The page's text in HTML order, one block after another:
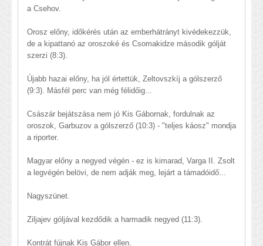
a Csehov.
Orosz előny, időkérés után az emberhátrányt kivédekezzük,
de a kipattanó az oroszoké és Csomakidze második gólját
szerzi (8:3).
Újabb hazai előny, ha jól értettük, Zeltovszkíj a gólszerző
(9:3). Másfél perc van még félidőig...
Császár bejátszása nem jó Kis Gábornak, fordulnak az
oroszok, Garbuzov a gólszerző (10:3) - "teljes káosz" mondja
a riporter.
Magyar előny a negyed végén - ez is kimarad, Varga II. Zsolt
a legvégén belövi, de nem adják meg, lejárt a támadóidő...
Nagyszünet.
Ziljajev góljával kezdődik a harmadik negyed (11:3).
Kontrát fújnak Kis Gábor ellen.